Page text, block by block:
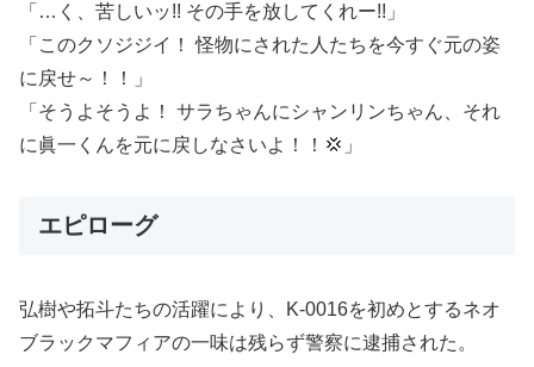
「…く、苦しいッ!! その手を放してくれー!!」
「このクソジジイ！ 怪物にされた人たちを今すぐ元の姿
に戻せ～！！」
「そうよそうよ！ サラちゃんにシャンリンちゃん、それ
に眞一くんを元に戻しなさいよ！！💢」
エピローグ
弘樹や拓斗たちの活躍により、K-0016を初めとするネオ
ブラックマフィアの一味は残らず警察に逮捕された。